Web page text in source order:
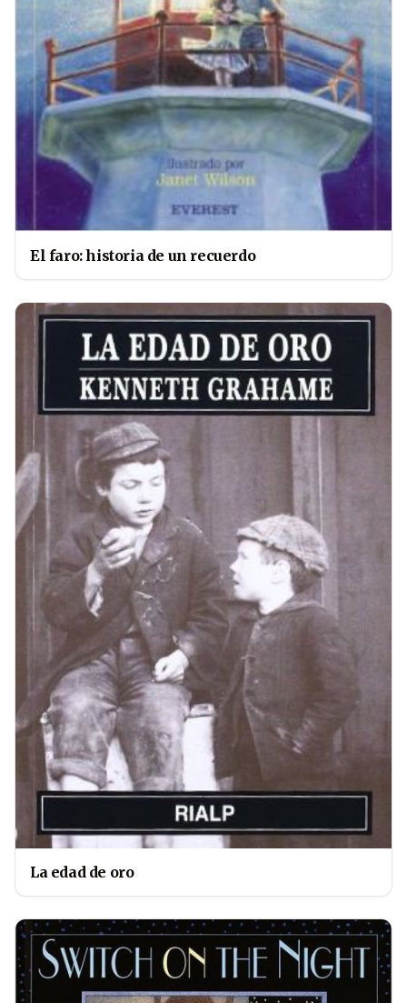
El faro: historia de un recuerdo
La edad de oro